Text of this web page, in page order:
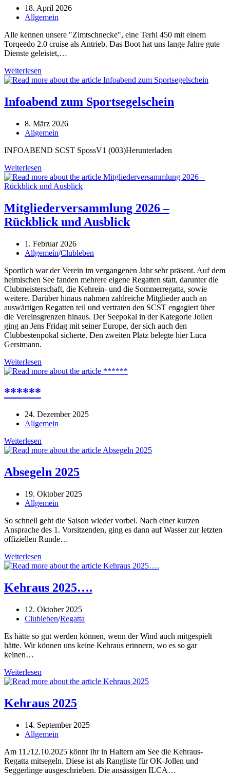
Beitrag
veröffentlicht:
18. April 2026
Beitrags-
Allgemein
Alle kennen unsere "Zimtschnecke", eine Terhi 450 mit einem
Torqeedo 2.0 cruise als Antrieb. Das Boot hat uns lange Jahre gute
Dienste geleistet,…
Weiterlesen
Barnegat
zum
Trainerboot…
Infoabend zum Sportsegelschein
Beitrag
veröffentlicht:
8. März 2026
Beitrags-
Allgemein
INFOABEND SCST SpossV1 (003)Herunterladen
Weiterlesen
zum
Sportsegelschein
Mitgliederversammlung 2026 –
Rückblick und Ausblick
Beitrag
veröffentlicht:
1. Februar 2026
Beitrags-
Allgemein/Clubleben
Sportlich war der Verein im vergangenen Jahr sehr präsent. Auf dem
heimischen See fanden mehrere eigene Regatten statt, darunter die
Clubmeisterschaft, die Kehrein- und die Sommerregatta, sowie
weitere. Darüber hinaus nahmen zahlreiche Mitglieder auch an
auswärtigen Regatten teil und vertraten den SCST engagiert über
die Vereinsgrenzen hinaus. Der Seepokal in der Kategorie Jollen
ging an Jens Fridag mit seiner Europe, der sich auch den
Clubbestenpokal sicherte. Den zweiten Platz belegte hier Luca
Gerstmann.
Weiterlesen
2026
******
Beitrag
veröffentlicht:
24. Dezember 2025
Beitrags-
Allgemein
Weiterlesen
Absegeln 2025
Beitrag
veröffentlicht:
19. Oktober 2025
Beitrags-
Allgemein
So schnell geht die Saison wieder vorbei. Nach einer kurzen
Ansprache des 1. Vorsitzenden, ging es dann auf Wasser zur letzten
offiziellen Runde…
Weiterlesen
2025
Kehraus 2025….
Beitrag
veröffentlicht:
12. Oktober 2025
Beitrags-
Clubleben/Regatta
Es hätte so gut werden können, wenn der Wind auch mitgespielt
hätte. Wir können uns keine Kehraus erinnern, wo es so gar
keinen…
Weiterlesen
2025….
Kehraus 2025
Beitrag
veröffentlicht:
14. September 2025
Beitrags-
Allgemein
Am 11./12.10.2025 könnt Ihr in Haltern am See die Kehraus-
Regatta mitsegeln. Diese ist als Rangliste für OK-Jollen und
Seggerlinge ausgeschrieben. Die ansässigen ILCA…